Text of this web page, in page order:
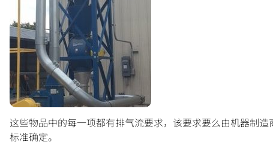
这些物品中的每一项都有排气流要求，该要求要么由机器制
标准确定。